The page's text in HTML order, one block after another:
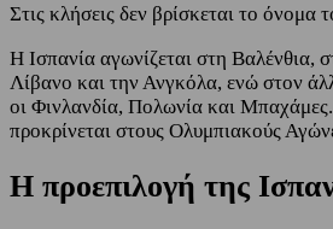
Στις κλήσεις δεν βρίσκεται το όνομα
Η Ισπανία αγωνίζεται στη Βαλένθια,
Λίβανο και την Ανγκόλα, ενώ στον
οι Φινλανδία, Πολωνία και
προκρίνεται στους Ολυμπιακούς
Η προεπιλογή της